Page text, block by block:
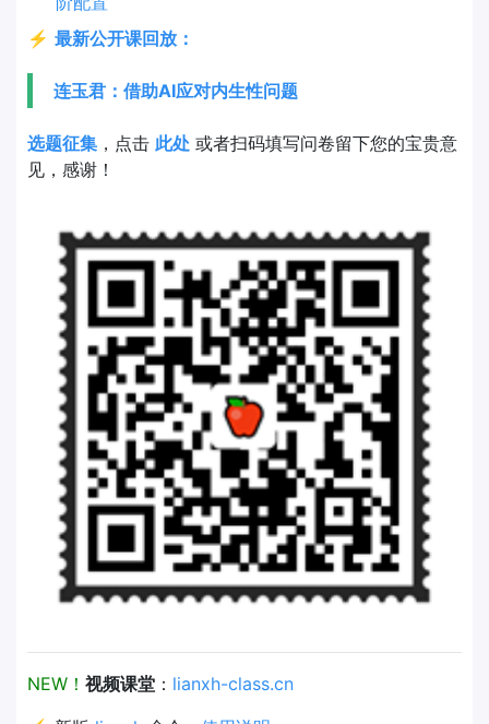
⚡ 最新公开课回放：
连玉君：借助AI应对内生性问题
选题征集 ，点击 此处 或者扫码填写问卷留下您的宝贵意
见，感谢！
NEW！ 视频课堂 ： lianxh-class.cn